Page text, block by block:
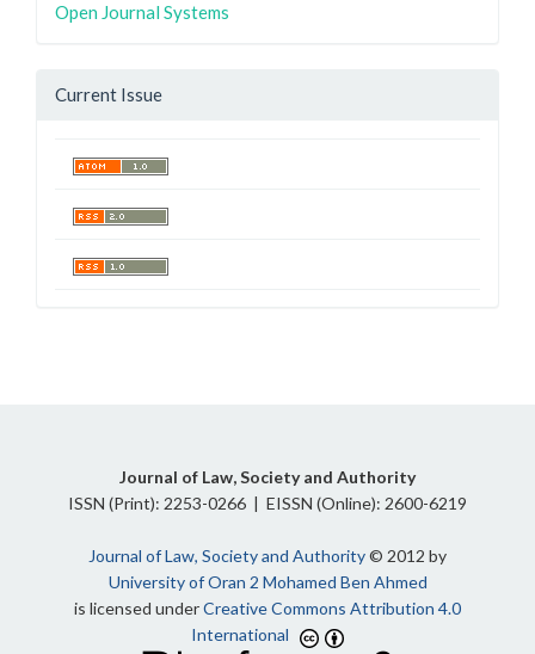
Open Journal Systems
Current Issue
Journal of Law, Society and Authority
ISSN (Print): 2253-0266 | EISSN (Online): 2600-6219
Journal of Law, Society and Authority© 2012 by
University of Oran 2 Mohamed Ben Ahmed
is licensed underCreative Commons Attribution 4.0
International